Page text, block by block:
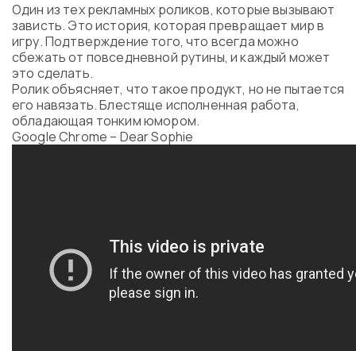
Один из тех рекламных роликов, которые вызывают
зависть. Это история, которая превращает мир в
игру. Подтверждение того, что всегда можно
сбежать от повседневной рутины, и каждый может
это сделать.
Ролик объясняет, что такое продукт, но не пытается
его навязать. Блестяще исполненная работа,
обладающая тонким юмором.
Google Chrome – Dear Sophie